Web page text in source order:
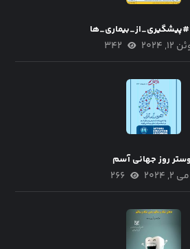
۲۰۲۴ ۳۴۲
روز جهانی آسم
می ۲, ۲۰۲۴ ۲۶۶